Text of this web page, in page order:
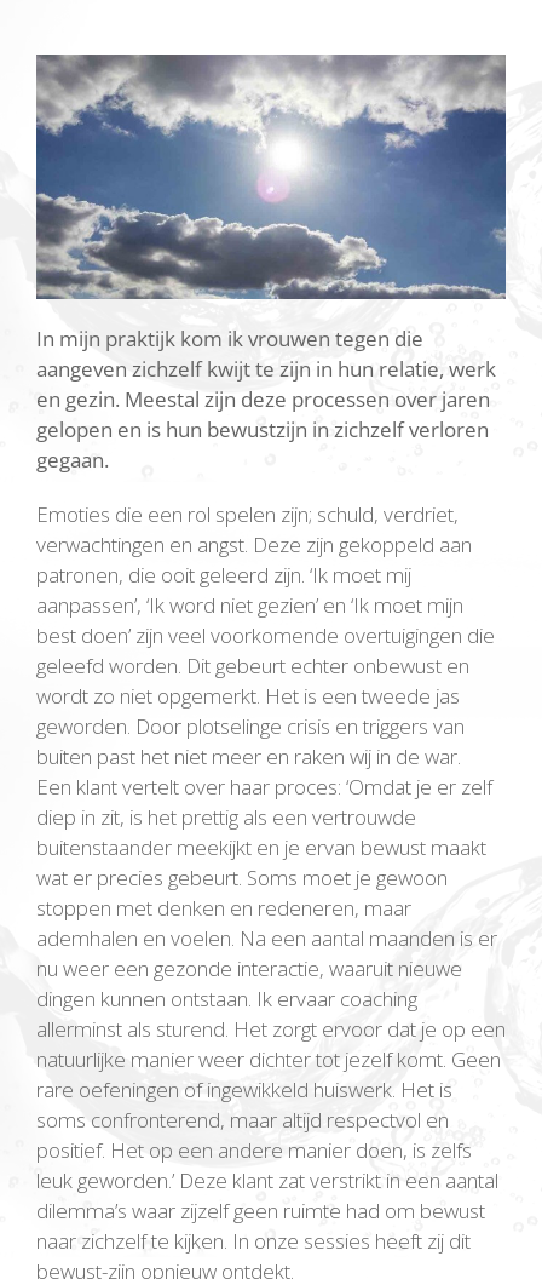
In mijn praktijk kom ik vrouwen tegen die
aangeven zichzelf kwijt te zijn in hun relatie, werk
en gezin. Meestal zijn deze processen over jaren
gelopen en is hun bewustzijn in zichzelf verloren
gegaan.
Emoties die een rol spelen zijn; schuld, verdriet,
verwachtingen en angst. Deze zijn gekoppeld aan
patronen, die ooit geleerd zijn. ‘Ik moet mij
aanpassen’, ‘Ik word niet gezien’ en ‘Ik moet mijn
best doen’ zijn veel voorkomende overtuigingen die
geleefd worden. Dit gebeurt echter onbewust en
wordt zo niet opgemerkt. Het is een tweede jas
geworden. Door plotselinge crisis en triggers van
buiten past het niet meer en raken wij in de war.
Een klant vertelt over haar proces: ‘Omdat je er zelf
diep in zit, is het prettig als een vertrouwde
buitenstaander meekijkt en je ervan bewust maakt
wat er precies gebeurt. Soms moet je gewoon
stoppen met denken en redeneren, maar
ademhalen en voelen. Na een aantal maanden is er
nu weer een gezonde interactie, waaruit nieuwe
dingen kunnen ontstaan. Ik ervaar coaching
allerminst als sturend. Het zorgt ervoor dat je op een
natuurlijke manier weer dichter tot jezelf komt. Geen
rare oefeningen of ingewikkeld huiswerk. Het is
soms confronterend, maar altijd respectvol en
positief. Het op een andere manier doen, is zelfs
leuk geworden.’ Deze klant zat verstrikt in een aantal
dilemma’s waar zijzelf geen ruimte had om bewust
naar zichzelf te kijken. In onze sessies heeft zij dit
bewust-zijn opnieuw ontdekt.